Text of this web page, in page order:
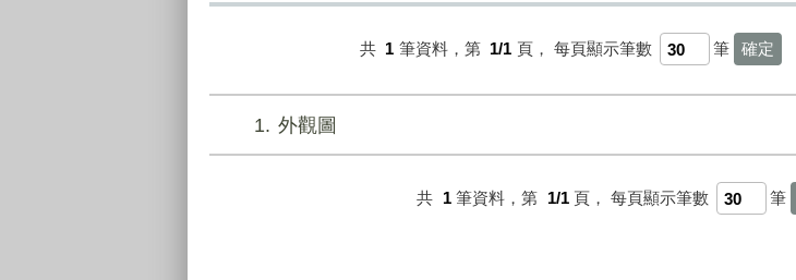
共 1 筆資料，第 1/1 頁， 每頁顯示筆數 筆
1 外觀圖
共 1 筆資料，第 1/1 頁， 每頁顯示筆數 筆